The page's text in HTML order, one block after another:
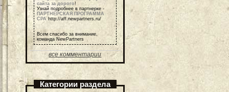
сайта за дорого!
Узнай подробнее в партнерке -
ПАРТНЕРСКАЯ ПРОГРАММА
СРАhttp://aff.newpartners.ru/
Всем спасибо за внимание,
команда NewPartners
все комментарии
Категории раздела